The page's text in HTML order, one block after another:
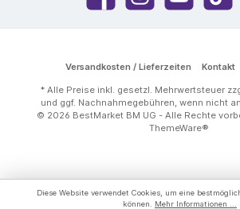
Versandkosten / Lieferzeiten Kontakt
* Alle Preise inkl. gesetzl. Mehrwertsteuer
und ggf. Nachnahmegebühren, wenn nicht
© 2026 BestMarket BM UG - Alle Rechte
ThemeWare®
Diese Website verwendet Cookies, um eine
können. Mehr Informationen ...